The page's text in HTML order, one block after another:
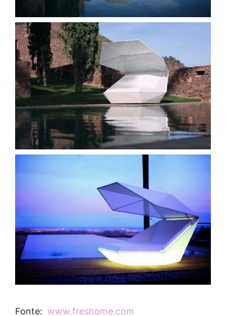
Fonte: www.freshome.com